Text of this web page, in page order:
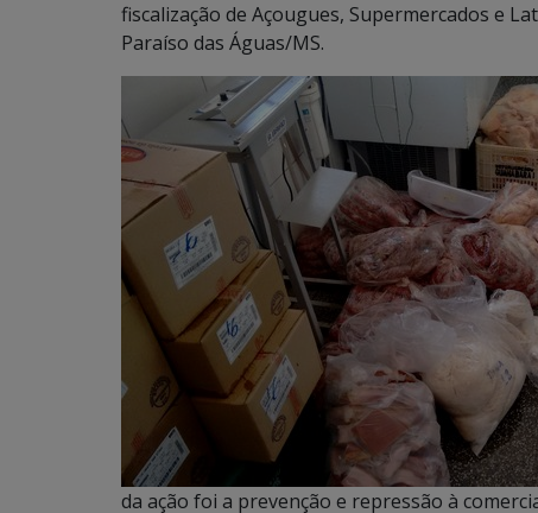
fiscalização de Açougues, Supermercados e
Paraíso das Águas/MS.
da ação foi a prevenção e repressão à